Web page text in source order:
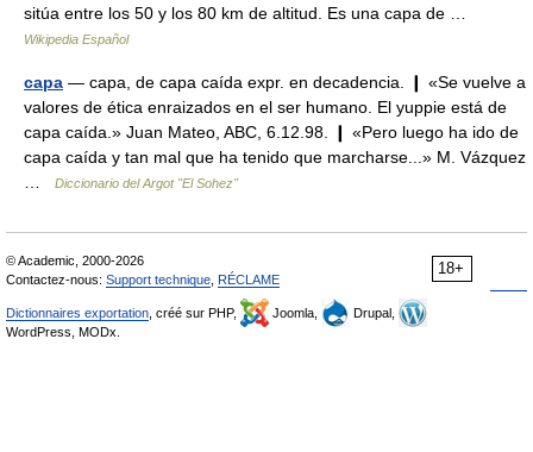
sitúa entre los 50 y los 80 km de altitud. Es una capa de …
Wikipedia Español
capa — capa, de capa caída expr. en decadencia. ❙ «Se vuelve a
valores de ética enraizados en el ser humano. El yuppie está de
capa caída.» Juan Mateo, ABC, 6.12.98. ❙ «Pero luego ha ido de
capa caída y tan mal que ha tenido que marcharse...» M. Vázquez
Diccionario del Argot "El Sohez"
18+
© Academic, 2000-2026
Contactez-nous: Support technique RÉCLAME
Dictionnaires exportation , créé sur PHP, Joomla,
Drupal,
WordPress, MODx.